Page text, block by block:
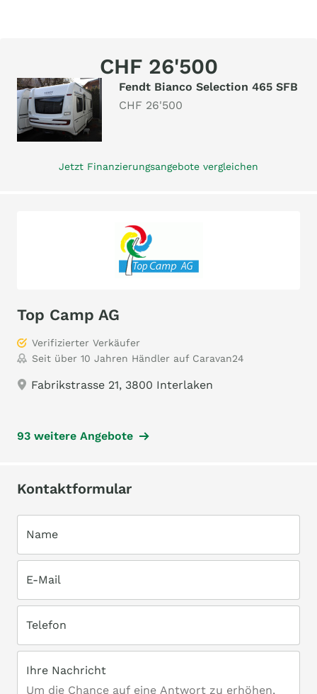
CHF 26'500
Fendt Bianco Selection 465 SFB
CHF 26'500
Jetzt Finanzierungsangebote vergleichen
Top Camp AG
Verifizierter Verkäufer
Seit über 10 Jahren Händler auf Caravan24
Fabrikstrasse 21, 3800 Interlaken
93 weitere Angebote
Kontaktformular
Name
E-Mail
Telefon
Ihre Nachricht